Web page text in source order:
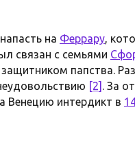
на Феррару,
связан с семьями
папства.
[2] . За
Венецию интердикт в